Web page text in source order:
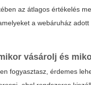
az átlagos értékelés
a webáruház adott
vásárolj és
fogyasztasz, érdemes